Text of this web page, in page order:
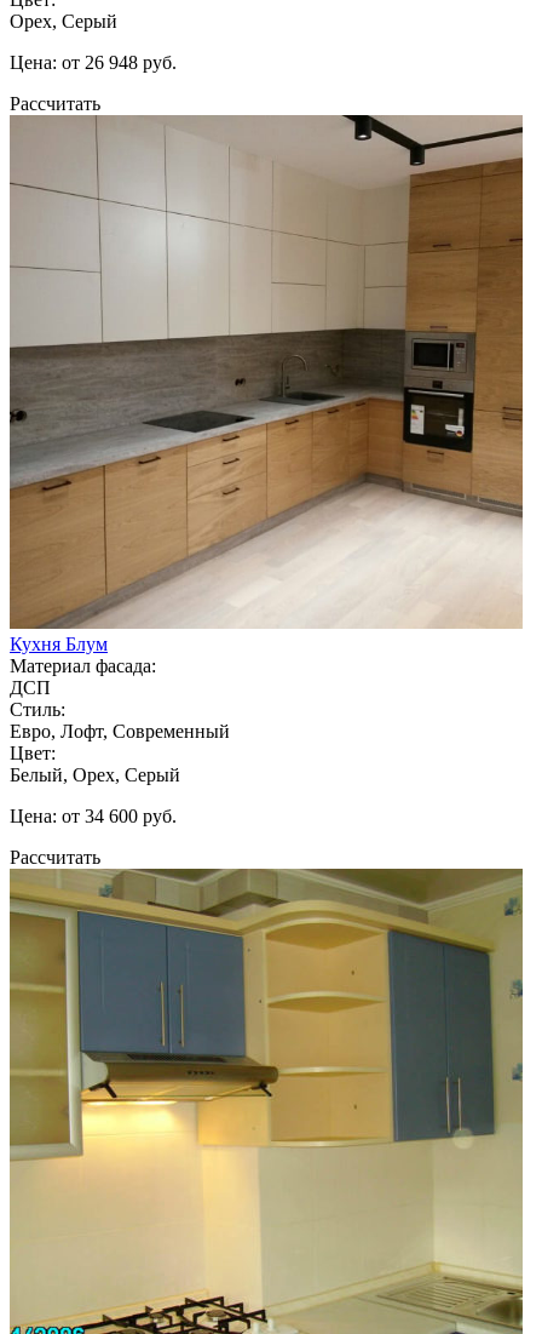
Орех, Серый
Цена: от 26 948 руб.
Рассчитать
Кухня Блум
Материал фасада:
ДСП
Стиль:
Евро, Лофт, Современный
Цвет:
Белый, Орех, Серый
Цена: от 34 600 руб.
Рассчитать